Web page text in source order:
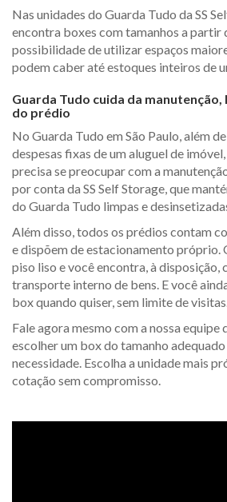
Nas unidades do Guarda Tudo da SS
encontra boxes com tamanhos a partir
possibilidade de utilizar espaços
podem caber até estoques inteiros de
Guarda Tudo cuida da manutenção,
do prédio
No Guarda Tudo em São Paulo, além
despesas fixas de um aluguel de
precisa se preocupar com a
por conta da SS Self Storage, que
do Guarda Tudo limpas e
Além disso, todos os prédios contam
e dispõem de estacionamento próprio.
piso liso e você encontra, à disposição,
transporte interno de bens. E você
box quando quiser, sem limite de
Fale agora mesmo com a nossa equipe
escolher um box do tamanho adequado
necessidade. Escolha a unidade mais
cotação sem compromisso.